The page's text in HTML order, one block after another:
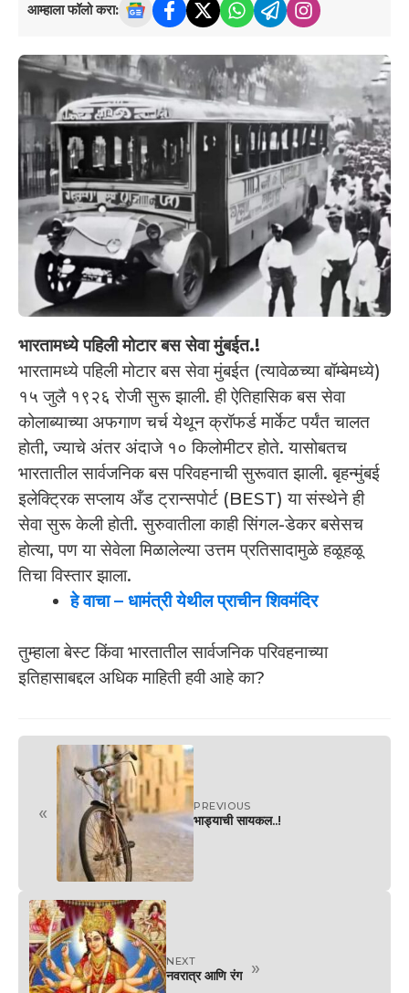
आम्हाला फॉलो करा:
भारतामध्ये पहिली मोटार बस सेवा मुंबईत.!
भारतामध्ये पहिली मोटार बस सेवा मुंबईत (त्यावेळच्या बॉम्बेमध्ये)
१५ जुलै १९२६ रोजी सुरू झाली. ही ऐतिहासिक बस सेवा
कोलाब्याच्या अफगाण चर्च येथून क्रॉफर्ड मार्केट पर्यंत चालत
होती, ज्याचे अंतर अंदाजे १० किलोमीटर होते. यासोबतच
भारतातील सार्वजनिक बस परिवहनाची सुरूवात झाली. बृहन्मुंबई
इलेक्ट्रिक सप्लाय अँड ट्रान्सपोर्ट (BEST) या संस्थेने ही
सेवा सुरू केली होती. सुरुवातीला काही सिंगल-डेकर बसेसच
होत्या, पण या सेवेला मिळालेल्या उत्तम प्रतिसादामुळे हळूहळू
तिचा विस्तार झाला.
हे वाचा– धामंत्री येथील प्राचीन शिवमंदिर
तुम्हाला बेस्ट किंवा भारतातील सार्वजनिक परिवहनाच्या
इतिहासाबद्दल अधिक माहिती हवी आहे का?
« PREVIOUS
भाड्याची सायकल..!
NEXT
नवरात्र आणि रंग »